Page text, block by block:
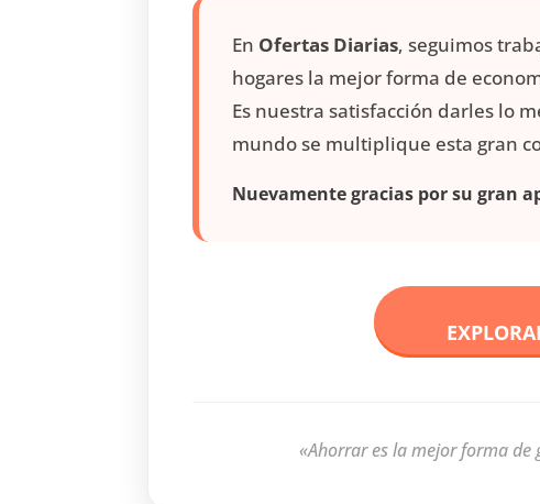
En Ofertas Diarias, seguimos
hogares la mejor forma de
Es nuestra satisfacción darles lo
mundo se multiplique esta gran
Nuevamente gracias por su gran
«Ahorrar es la mejor forma de